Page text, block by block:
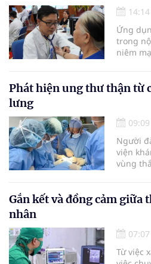
14:14
Ứng
trong
niêm
là
báo
tiêu
ngày
quốc tế
Phát hiện ung thư thận từ
lưng
09:09
Người
viện
vùng
biểu
ở giai
bằng
cắt bỏ
đây.
Gắn kết và đồng cảm giữa
nhân
07:07
Từ việc